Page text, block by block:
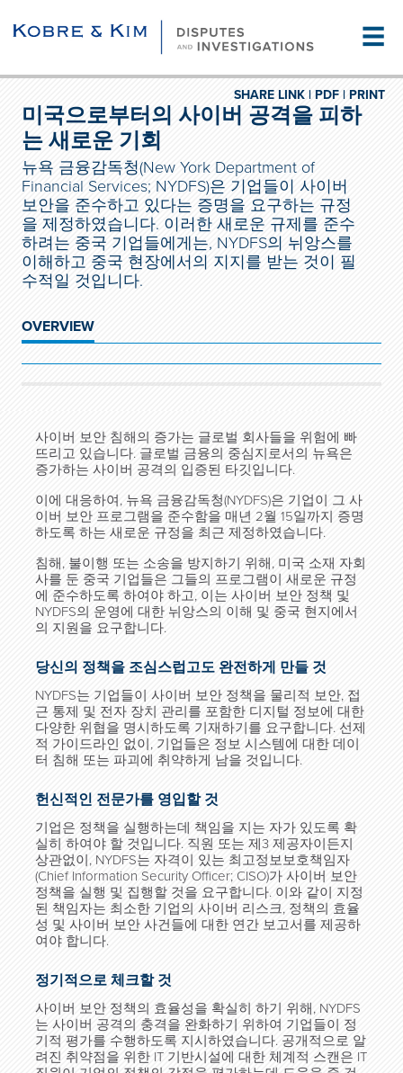
☰
PRINT
PDF |
SHARE LINK |
미국으로부터의 사이버 공격을 피하
는 새로운 기회
뉴욕 금융감독청(New York Department of
Financial Services; NYDFS)은 기업들이 사이버
보안을 준수하고 있다는 증명을 요구하는 규정
을 제정하였습니다. 이러한 새로운 규제를 준수
하려는 중국 기업들에게는, NYDFS의 뉘앙스를
이해하고 중국 현장에서의 지지를 받는 것이 필
수적일 것입니다.
OVERVIEW
사이버 보안 침해의 증가는 글로벌 회사들을 위험에 빠
뜨리고 있습니다. 글로벌 금융의 중심지로서의 뉴욕은
증가하는 사이버 공격의 입증된 타깃입니다.
이에 대응하여, 뉴욕 금융감독청(NYDFS)은 기업이 그 사
이버 보안 프로그램을 준수함을 매년 2월 15일까지 증명
하도록 하는 새로운 규정을 최근 제정하였습니다.
침해, 불이행 또는 소송을 방지하기 위해, 미국 소재 자회
사를 둔 중국 기업들은 그들의 프로그램이 새로운 규정
에 준수하도록 하여야 하고, 이는 사이버 보안 정책 및
NYDFS의 운영에 대한 뉘앙스의 이해 및 중국 현지에서
의 지원을 요구합니다.
당신의 정책을 조심스럽고도 완전하게 만들 것
NYDFS는 기업들이 사이버 보안 정책을 물리적 보안, 접
근 통제 및 전자 장치 관리를 포함한 디지털 정보에 대한
다양한 위협을 명시하도록 기재하기를 요구합니다. 선제
적 가이드라인 없이, 기업들은 정보 시스템에 대한 데이
터 침해 또는 파괴에 취약하게 남을 것입니다.
헌신적인 전문가를 영입할 것
기업은 정책을 실행하는데 책임을 지는 자가 있도록 확
실히 하여야 할 것입니다. 직원 또는 제3 제공자이든지
상관없이, NYDFS는 자격이 있는 최고정보보호책임자
(Chief Information Security Officer; CISO)가 사이버 보안
정책을 실행 및 집행할 것을 요구합니다. 이와 같이 지정
된 책임자는 최소한 기업의 사이버 리스크, 정책의 효율
성 및 사이버 보안 사건들에 대한 연간 보고서를 제공하
여야 합니다.
정기적으로 체크할 것
사이버 보안 정책의 효율성을 확실히 하기 위해, NYDFS
는 사이버 공격의 충격을 완화하기 위하여 기업들이 정
기적 평가를 수행하도록 지시하였습니다. 공개적으로 알
려진 취약점을 위한 IT 기반시설에 대한 체계적 스캔은 IT